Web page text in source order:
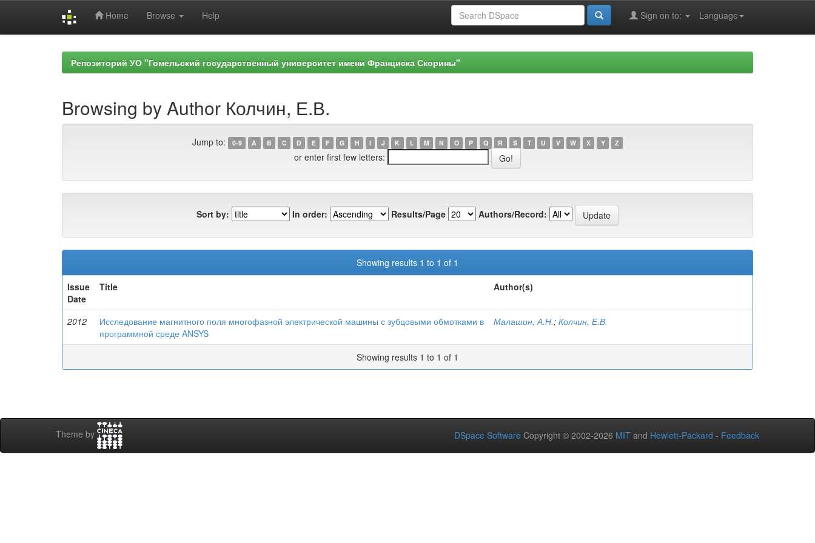
Home Browse Help Language
Sign on to:
Репозиторий УО "Гомельский государственный университет имени Франциска Скорины"
Browsing by Author Колчин, Е.В.
Jump to: 0-9 A B C D E F G H I J K L M N O P Q R S T U V W X Y Z
or enter first few letters:
Sort by: In order: Results/Page Authors/Record:
Showing results 1 to 1 of 1
Issue
Date
Title Author(s)
2012
Исследование магнитного поля многофазной электрической машины с зубцовыми обмотками в
программной среде ANSYS
Малашин, А.Н.; Колчин, Е.В.
Showing results 1 to 1 of 1
Theme by DSpace Software Copyright © 2002-2026 MIT and Hewlett-Packard - Feedback